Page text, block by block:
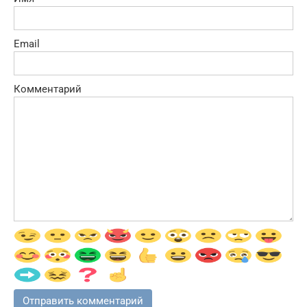
Email
Комментарий